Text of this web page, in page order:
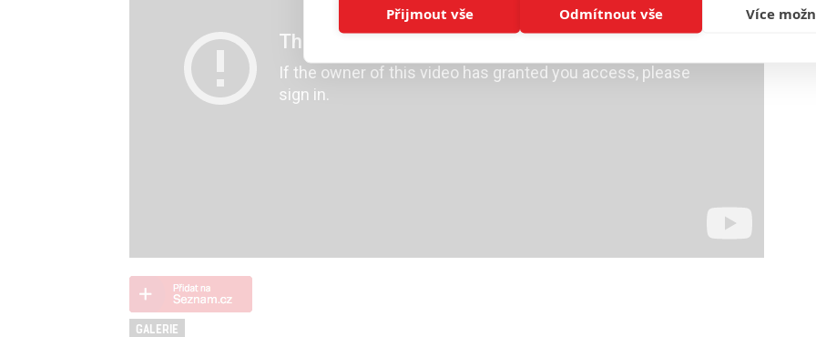
GALERIE
Přijmout vše Odmítnout vše Více